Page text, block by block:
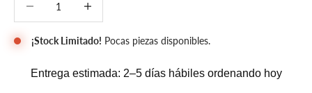
¡Stock Limitado! Pocas piezas disponibles.
Entrega estimada: 2–5 días hábiles ordenando hoy